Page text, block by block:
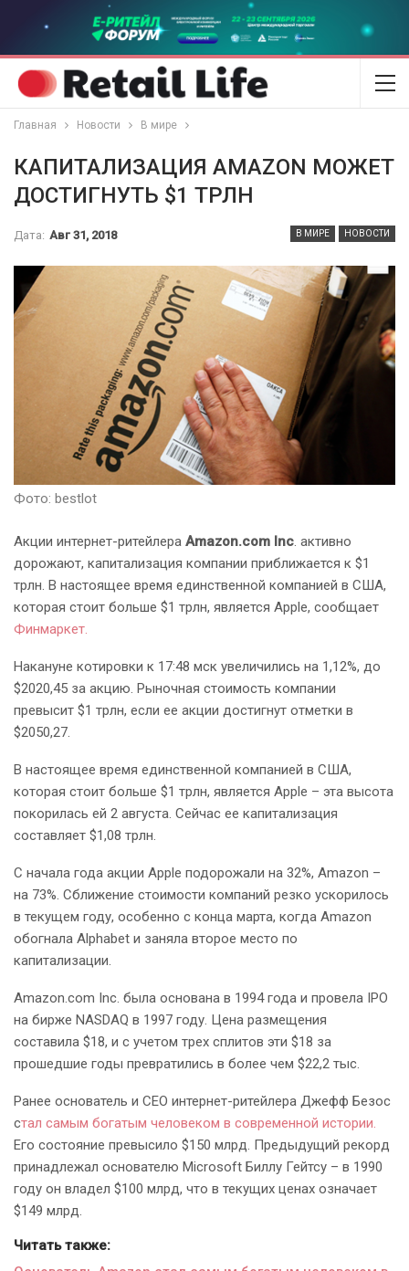
Главная Новости В мире
КАПИТАЛИЗАЦИЯ AMAZON МОЖЕТ
ДОСТИГНУТЬ $1 ТРЛН
В МИРЕ НОВОСТИ
Дата: Авг 31, 2018
Фото: bestlot
Акции интернет-ритейлера Amazon.com Inc. активно
дорожают, капитализация компании приближается к $1
трлн. В настоящее время единственной компанией в США,
которая стоит больше $1 трлн, является Apple, сообщает
Финмаркет.
Накануне котировки к 17:48 мск увеличились на 1,12%, до
$2020,45 за акцию. Рыночная стоимость компании
превысит $1 трлн, если ее акции достигнут отметки в
$2050,27.
В настоящее время единственной компанией в США,
которая стоит больше $1 трлн, является Apple – эта высота
покорилась ей 2 августа. Сейчас ее капитализация
составляет $1,08 трлн.
С начала года акции Apple подорожали на 32%, Amazon –
на 73%. Сближение стоимости компаний резко ускорилось
в текущем году, особенно с конца марта, когда Amazon
обогнала Alphabet и заняла второе место по
капитализации.
Amazon.com Inc. была основана в 1994 года и провела IPO
на бирже NASDAQ в 1997 году. Цена размещения
составила $18, и с учетом трех сплитов эти $18 за
прошедшие годы превратились в более чем $22,2 тыс.
Ранее основатель и CEO интернет-ритейлера Джефф Безос
стал самым богатым человеком в современной истории.
Его состояние превысило $150 млрд. Предыдущий рекорд
принадлежал основателю Microsoft Биллу Гейтсу – в 1990
году он владел $100 млрд, что в текущих ценах означает
$149 млрд.
Читать также: